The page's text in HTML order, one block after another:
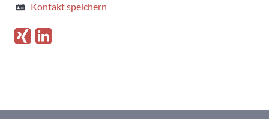
Kontakt speichern